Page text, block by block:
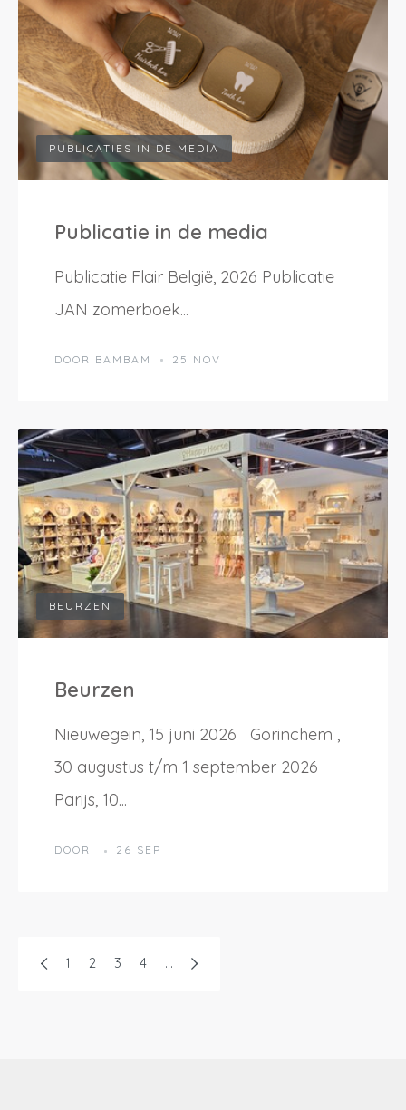
Debiteurnummer
Wachtwoord
Inloggen
Login
aanvragen
Dealer worden
Terug naar inloggen
PUBLICATIES IN DE MEDIA
Publicatie in de media
Publicatie Flair België, 2026 Publicatie
JAN zomerboek...
DOOR BAMBAM 25 NOV
BEURZEN
Beurzen
Nieuwegein, 15 juni 2026 Gorinchem ,
30 augustus t/m 1 september 2026
Parijs, 10...
DOOR 26 SEP
1 2 3 4 ...